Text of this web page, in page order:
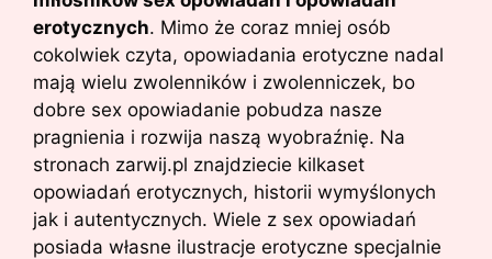
erotycznych. Mimo że coraz mniej osób
cokolwiek czyta, opowiadania erotyczne nadal
mają wielu zwolenników i zwolenniczek, bo
dobre sex opowiadanie pobudza nasze
pragnienia i rozwija naszą wyobraźnię. Na
stronach zarwij.pl znajdziecie kilkaset
opowiadań erotycznych, historii wymyślonych
jak i autentycznych. Wiele z sex opowiadań
posiada własne ilustracje erotyczne specjalnie